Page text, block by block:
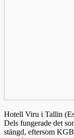
Hotell Viru i Tallin
Dels fungerade det
stängd, eftersom